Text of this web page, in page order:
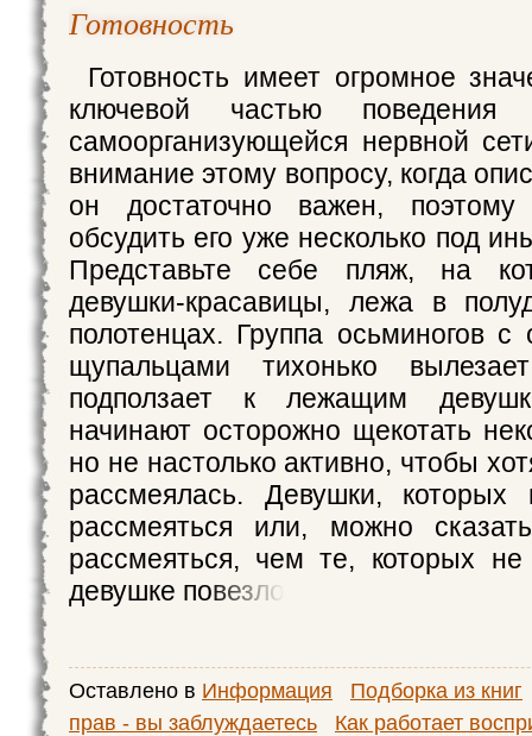
Готовность
Готовность имеет огромное
ключевой частью поведения
самоорганизующейся нервной
внимание этому вопросу, когда
он достаточно важен, поэтому
обсудить его уже несколько под
Представьте себе пляж, на
девушки-красавицы, лежа в
полотенцах. Группа осьминогов
щупальцами тихонько
подползает к лежащим
начинают осторожно щекотать
но не настолько активно, чтобы
рассмеялась. Девушки, которых
рассмеяться или, можно
рассмеяться, чем те, которых
девушке повезло
Оставлено в Информация
Подборка из книг
прав - вы заблуждаетесь
Как работает